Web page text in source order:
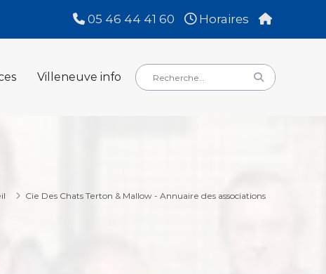
05 46 44 41 60 Horaires
Villeneuve info
Rechercher
:
Rechercher
Cie Des Chats Terton & Mallow - Annuaire des associations